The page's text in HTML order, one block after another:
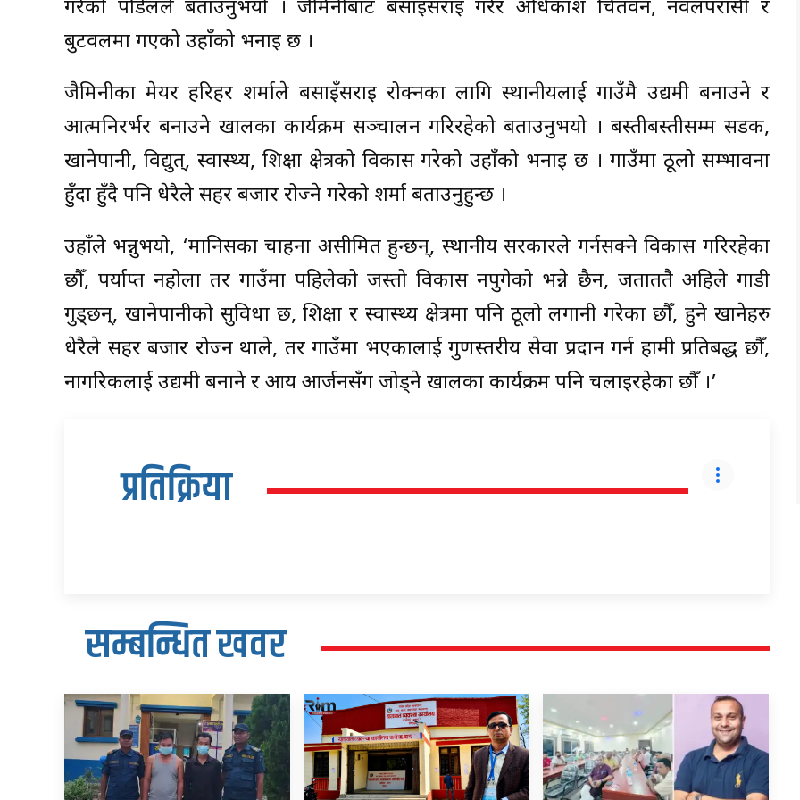
गरेको पौडेलले बताउनुभयो । जैमिनीबाट बसाइँसराइ गरेर अधिकांश चितवन, नवलपरासी र
बुटवलमा गएको उहाँको भनाइ छ ।
जैमिनीका मेयर हरिहर शर्माले बसाइँसराइ रोक्नका लागि स्थानीयलाई गाउँमै उद्यमी बनाउने र
आत्मनिरर्भर बनाउने खालका कार्यक्रम सञ्चालन गरिरहेको बताउनुभयो । बस्तीबस्तीसम्म सडक,
खानेपानी, विद्युत्, स्वास्थ्य, शिक्षा क्षेत्रको विकास गरेको उहाँको भनाइ छ । गाउँमा ठूलो सम्भावना
हुँदा हुँदै पनि धेरैले सहर बजार रोज्ने गरेको शर्मा बताउनुहुन्छ ।
उहाँले भन्नुभयो, ‘मानिसका चाहना असीमित हुन्छन्, स्थानीय सरकारले गर्नसक्ने विकास गरिरहेका
छौँ, पर्याप्त नहोला तर गाउँमा पहिलेको जस्तो विकास नपुगेको भन्ने छैन, जताततै अहिले गाडी
गुड्छन्, खानेपानीको सुविधा छ, शिक्षा र स्वास्थ्य क्षेत्रमा पनि ठूलो लगानी गरेका छौँ, हुने खानेहरु
धेरैले सहर बजार रोज्न थाले, तर गाउँमा भएकालाई गुणस्तरीय सेवा प्रदान गर्न हामी प्रतिबद्ध छौँ,
नागरिकलाई उद्यमी बनाने र आय आर्जनसँग जोड्ने खालका कार्यक्रम पनि चलाइरहेका छौँ ।’
प्रतिक्रिया
सम्बन्धित खवर